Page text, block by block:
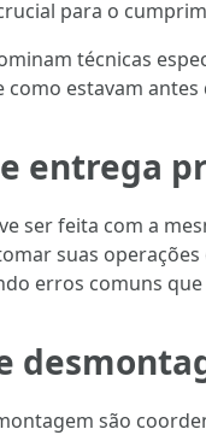
para o
técnicas
estavam
entrega
ser feita com a
suas
erros comuns
são